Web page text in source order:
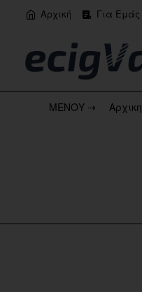
Αρχική Για Εμάς
ΜΕΝΟΥ ⇢ Αρχικη